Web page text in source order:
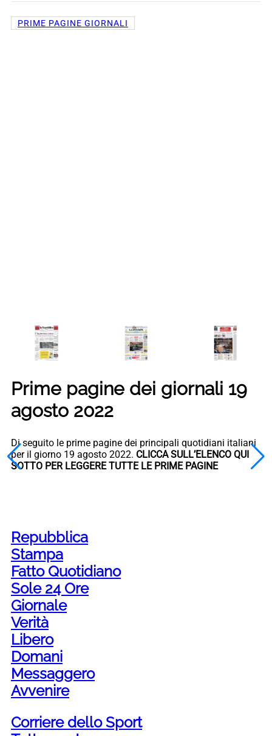
PRIME PAGINE GIORNALI
Prime pagine dei giornali 19
agosto 2022
Di seguito le prime pagine dei principali quotidiani italiani
per il giorno 19 agosto 2022. CLICCA SULL’ELENCO QUI
SOTTO PER LEGGERE TUTTE LE PRIME PAGINE
Repubblica
Stampa
Fatto Quotidiano
Sole 24 Ore
Giornale
Verità
Libero
Domani
Messaggero
Avvenire
Corriere dello Sport